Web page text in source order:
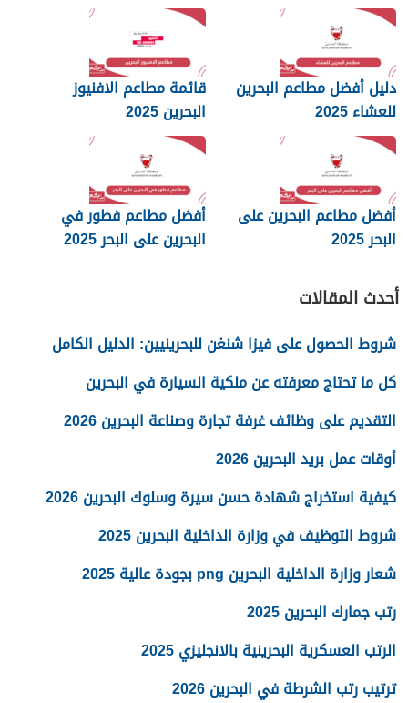
دليل أفضل مطاعم البحرين
للعشاء 2025
قائمة مطاعم الافنيوز
البحرين 2025
أفضل مطاعم البحرين على
البحر 2025
أفضل مطاعم فطور في
البحرين على البحر 2025
أحدث المقالات
شروط الحصول على فيزا شنغن للبحرينيين: الدليل الكامل
كل ما تحتاج معرفته عن ملكية السيارة في البحرين
التقديم على وظائف غرفة تجارة وصناعة البحرين 2026
أوقات عمل بريد البحرين 2026
كيفية استخراج شهادة حسن سيرة وسلوك البحرين 2026
شروط التوظيف في وزارة الداخلية البحرين 2025
شعار وزارة الداخلية البحرين png بجودة عالية 2025
رتب جمارك البحرين 2025
الرتب العسكرية البحرينية بالانجليزي 2025
ترتيب رتب الشرطة في البحرين 2026